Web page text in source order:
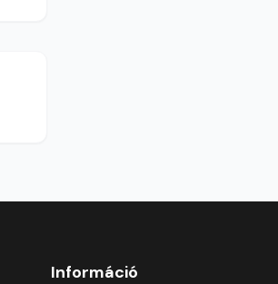
Információ